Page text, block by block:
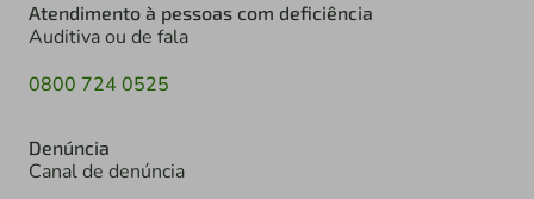
Atendimento à pessoas com deficiência
Auditiva ou de fala
0800 724 0525
Denúncia
Canal de denúncia